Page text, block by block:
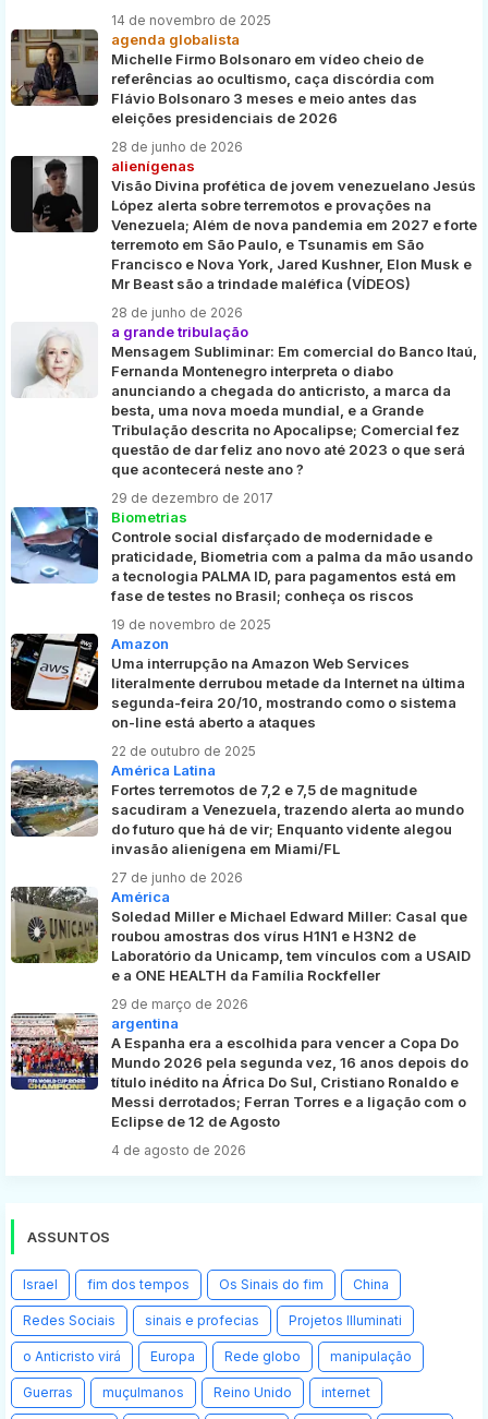
14 de novembro de 2025
agenda globalista
Michelle Firmo Bolsonaro em vídeo cheio de
referências ao ocultismo, caça discórdia com
Flávio Bolsonaro 3 meses e meio antes das
eleições presidenciais de 2026
28 de junho de 2026
alienígenas
Visão Divina profética de jovem venezuelano Jesús
López alerta sobre terremotos e provações na
Venezuela; Além de nova pandemia em 2027 e forte
terremoto em São Paulo, e Tsunamis em São
Francisco e Nova York, Jared Kushner, Elon Musk e
Mr Beast são a trindade maléfica (VÍDEOS)
28 de junho de 2026
a grande tribulação
Mensagem Subliminar: Em comercial do Banco Itaú,
Fernanda Montenegro interpreta o diabo
anunciando a chegada do anticristo, a marca da
besta, uma nova moeda mundial, e a Grande
Tribulação descrita no Apocalipse; Comercial fez
questão de dar feliz ano novo até 2023 o que será
que acontecerá neste ano ?
29 de dezembro de 2017
Biometrias
Controle social disfarçado de modernidade e
praticidade, Biometria com a palma da mão usando
a tecnologia PALMA ID, para pagamentos está em
fase de testes no Brasil; conheça os riscos
19 de novembro de 2025
Amazon
Uma interrupção na Amazon Web Services
literalmente derrubou metade da Internet na última
segunda-feira 20/10, mostrando como o sistema
on-line está aberto a ataques
22 de outubro de 2025
América Latina
Fortes terremotos de 7,2 e 7,5 de magnitude
sacudiram a Venezuela, trazendo alerta ao mundo
do futuro que há de vir; Enquanto vidente alegou
invasão alienígena em Miami/FL
27 de junho de 2026
América
Soledad Miller e Michael Edward Miller: Casal que
roubou amostras dos vírus H1N1 e H3N2 de
Laboratório da Unicamp, tem vínculos com a USAID
e a ONE HEALTH da Família Rockfeller
29 de março de 2026
argentina
A Espanha era a escolhida para vencer a Copa Do
Mundo 2026 pela segunda vez, 16 anos depois do
título inédito na África Do Sul, Cristiano Ronaldo e
Messi derrotados; Ferran Torres e a ligação com o
Eclipse de 12 de Agosto
4 de agosto de 2026
ASSUNTOS
Israel fim dos tempos Os Sinais do fim China
Redes Sociais sinais e profecias Projetos Illuminati
o Anticristo virá Europa Rede globo manipulação
Guerras muçulmanos Reino Unido internet